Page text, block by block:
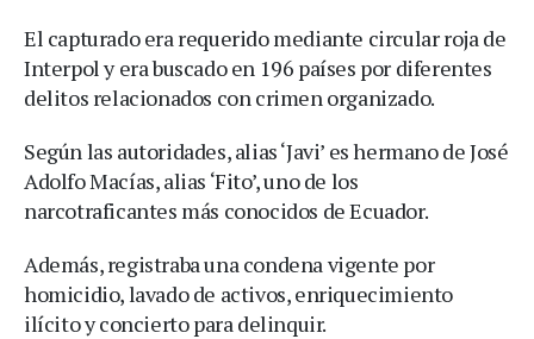
El capturado era requerido mediante circular roja de
Interpol y era buscado en 196 países por diferentes
delitos relacionados con crimen organizado.
Según las autoridades, alias ‘Javi’ es hermano de José
Adolfo Macías, alias ‘Fito’, uno de los
narcotraficantes más conocidos de Ecuador.
Además, registraba una condena vigente por
homicidio, lavado de activos, enriquecimiento
ilícito y concierto para delinquir.